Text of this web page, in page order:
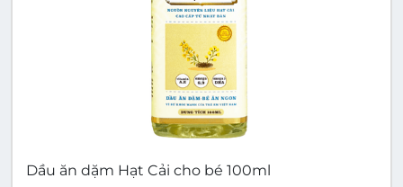
Dầu ăn dặm Hạt Cải cho bé 100ml